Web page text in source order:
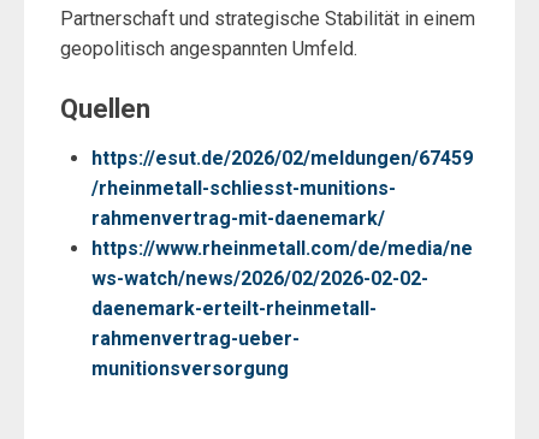
Partnerschaft und strategische Stabilität in einem
geopolitisch angespannten Umfeld.
Quellen
https://esut.de/2026/02/meldungen/67459
/rheinmetall-schliesst-munitions-
rahmenvertrag-mit-daenemark/
https://www.rheinmetall.com/de/media/ne
ws-watch/news/2026/02/2026-02-02-
daenemark-erteilt-rheinmetall-
rahmenvertrag-ueber-
munitionsversorgung